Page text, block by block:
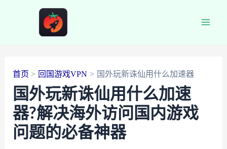
首页 回国游戏VPN 国外玩新诛仙用什么加速器
国外玩新诛仙用什么加速
器?解决海外访问国内游戏
问题的必备神器